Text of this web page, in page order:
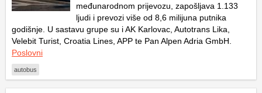
međunarodnom prijevozu, zapošljava 1.133
ljudi i prevozi više od 8,6 milijuna putnika
godišnje. U sastavu grupe su i AK Karlovac, Autotrans Lika,
Velebit Turist, Croatia Lines, APP te Pan Alpen Adria GmbH.
Poslovni
autobus